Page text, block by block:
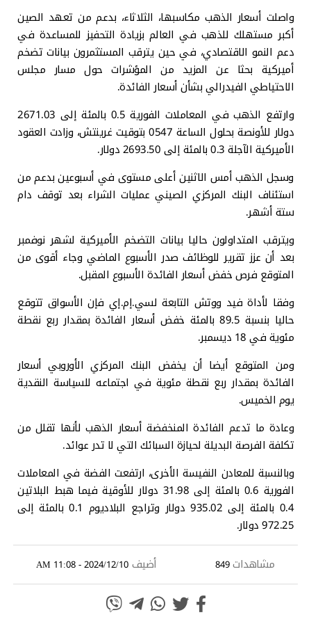
واصلت أسعار الذهب مكاسبها، الثلاثاء، بدعم من تعهد الصين
أكبر مستهلك للذهب في العالم بزيادة التحفيز للمساعدة في
دعم النمو الاقتصادي، في حين يترقب المستثمرون بيانات تضخم
أميركية بحثا عن المزيد من المؤشرات حول مسار مجلس
الاحتياطي الفيدرالي بشأن أسعار الفائدة.
وارتفع الذهب في المعاملات الفورية 0.5 بالمئة إلى 2671.03
دولار للأونصة بحلول الساعة 0547 بتوقيت غرينتش، وزادت العقود
الأميركية الآجلة 0.3 بالمئة إلى 2693.50 دولار.
وسجل الذهب أمس الاثنين أعلى مستوى في أسبوعين بدعم من
استئناف البنك المركزي الصيني عمليات الشراء بعد توقف دام
ستة أشهر.
ويترقب المتداولون حاليا بيانات التضخم الأميركية لشهر نوفمبر
بعد أن عزز تقرير للوظائف صدر الأسبوع الماضي وجاء أقوى من
المتوقع فرص خفض أسعار الفائدة الأسبوع المقبل.
وفقا لأداة فيد ووتش التابعة لسي.إم.إي فإن الأسواق تتوقع
حاليا بنسبة 89.5 بالمئة خفض أسعار الفائدة بمقدار ربع نقطة
مئوية في 18 ديسمبر.
ومن المتوقع أيضا أن يخفض البنك المركزي الأوروبي أسعار
الفائدة بمقدار ربع نقطة مئوية في اجتماعه للسياسة النقدية
يوم الخميس.
وعادة ما تدعم الفائدة المنخفضة أسعار الذهب لأنها تقلل من
تكلفة الفرصة البديلة لحيازة السبائك التي لا تدر عوائد.
وبالنسبة للمعادن النفيسة الأخرى، ارتفعت الفضة في المعاملات
الفورية 0.6 بالمئة إلى 31.98 دولار للأوقية فيما هبط البلاتين
0.4 بالمئة إلى 935.02 دولار وتراجع البلاديوم 0.1 بالمئة إلى
972.25 دولار.
مشاهدات849 أضيف 2024/12/10 - 11:08 AM